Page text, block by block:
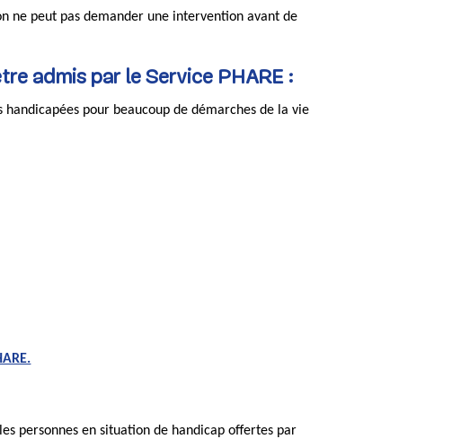
ne peut pas demander une intervention avant de
admis par le Service PHARE :
handicapées pour beaucoup de démarches de la vie
personnes en situation de handicap offertes par